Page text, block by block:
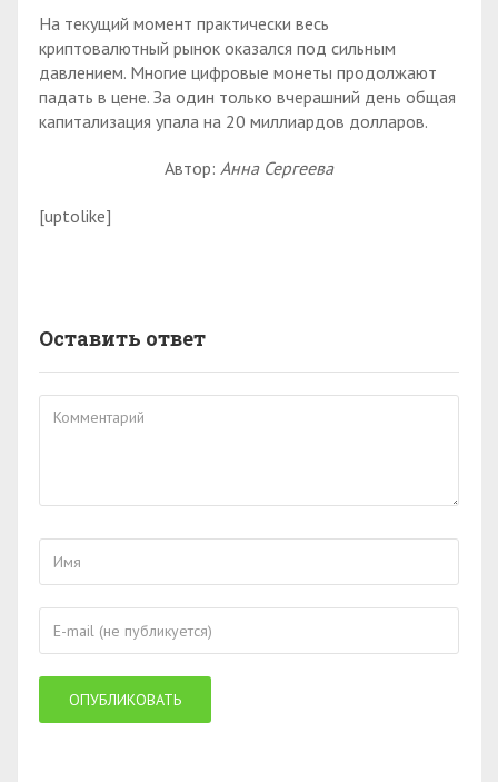
На текущий момент практически весь
криптовалютный рынок оказался под сильным
давлением. Многие цифровые монеты продолжают
падать в цене. За один только вчерашний день общая
капитализация упала на 20 миллиардов долларов.
Автор: Анна Сергеева
[uptolike]
Оставить ответ